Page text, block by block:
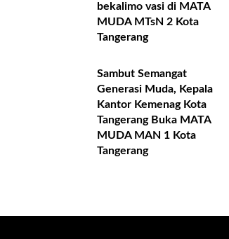
bekalimo vasi di MATA
MUDA MTsN 2 Kota
Tangerang
Sambut Semangat
Generasi Muda, Kepala
Kantor Kemenag Kota
Tangerang Buka MATA
MUDA MAN 1 Kota
Tangerang